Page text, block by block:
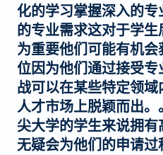
化的学习掌握深入的
的专业需求这对于学
为重要他们可能有机
位因为他们通过接受
战可以在某些特定领
人才市场上脱颖而出
尖大学的学生来说拥
无疑会为他们的申请